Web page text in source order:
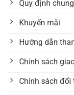
Quy định chung
Khuyến mãi
Hướng dẫn
Chính sách
Chính sách đổi